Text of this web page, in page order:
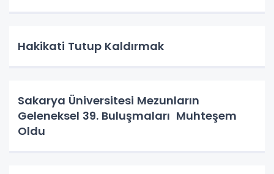
Hakikati Tutup Kaldırmak
Sakarya Üniversitesi Mezunların
Geleneksel 39. Buluşmaları Muhteşem
Oldu